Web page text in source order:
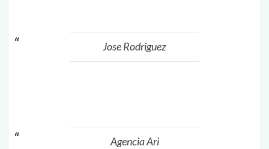
Jose Rodriguez
Agencia Ari